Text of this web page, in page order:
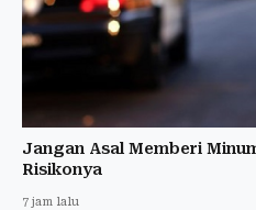
Jangan Asal Memberi
Risikonya
7 jam lalu